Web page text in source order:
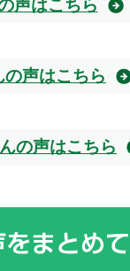
声はこちら
声はこちら
の声はこちら